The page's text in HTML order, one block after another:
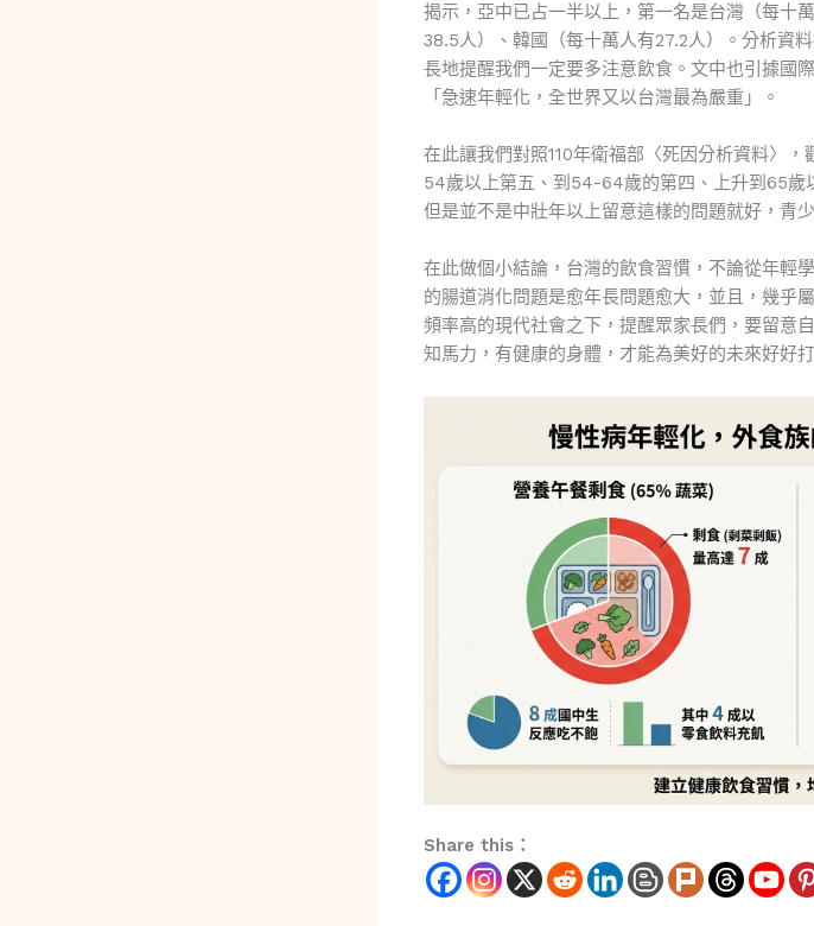
揭示，亞中已占一半以上，第一名是台灣（每十
38.5人）、韓國（每十萬人有27.2人）。分析資
長地提醒我們一定要多注意飲食。文中也引據國
「急速年輕化，全世界又以台灣最為嚴重」。
在此讓我們對照110年衛福部〈死因分析資料〉
54歲以上第五、到54-64歲的第四、上升到65歲
但是並不是中壯年以上留意這樣的問題就好，青
在此做個小結論，台灣的飲食習慣，不論從年輕
的腸道消化問題是愈年長問題愈大，並且，幾乎
頻率高的現代社會之下，提醒眾家長們，要留意
知馬力，有健康的身體，才能為美好的未來好好打
Share this：